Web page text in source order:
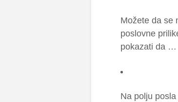
Možete da se
poslovne
pokazati da …
Na polju